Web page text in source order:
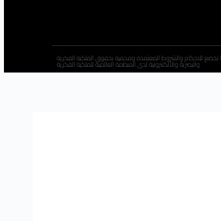
تخضع للاحكام والشروط المعتمدة ومحمية بحقوق الملكية الفكرية
والبصرية والألكتترونية لدى المنظمة العالمية للملكية الفكرية